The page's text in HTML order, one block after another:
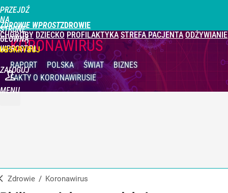
PRZEJDŹ
NA
STRONĘ
GŁÓWNĄ
WPROST.PL
ZDROWIE WPROST
CHOROBY DZIECKO PROFILAKTYKA STREFA PACJENTA ODŻYWIANIE
ZALOGUJ
MENU
KORONAWIRUS
RAPORT POLSKA ŚWIAT
BIZNES
FAKTY O KORONAWIRUSIE
Zdrowie / Koronawirus